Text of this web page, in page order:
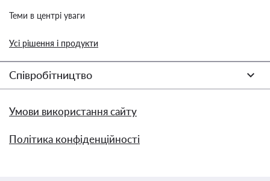
Теми в центрі уваги
Усі рішення і продукти
Співробітництво
Умови використання сайту
Політика конфіденційності